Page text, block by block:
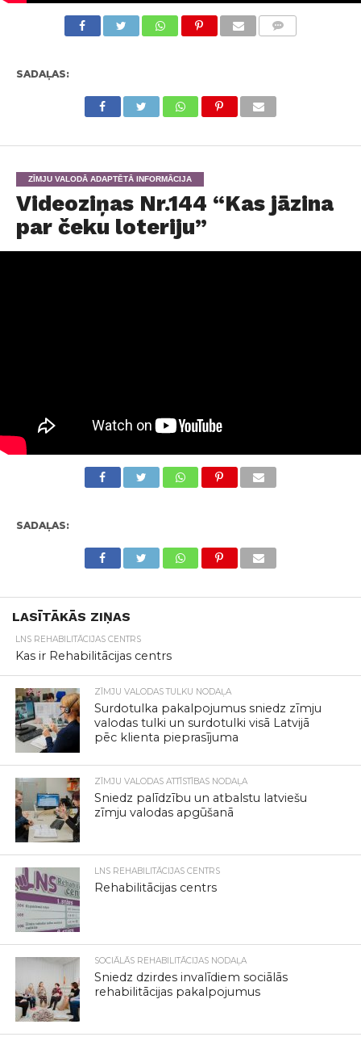
SADAĻAS:
ZĪMJU VALODĀ ADAPTĒTĀ INFORMĀCIJA
Videoziņas Nr.144 “Kas jāzina
par čeku loteriju”
SADAĻAS:
LASĪTĀKĀS ZIŅAS
LNS REHABILITĀCIJAS CENTRS
Kas ir Rehabilitācijas centrs
ZĪMJU VALODAS TULKU NODAĻA
Surdotulka pakalpojumus sniedz zīmju
valodas tulki un surdotulki visā Latvijā
pēc klienta pieprasījuma
ZĪMJU VALODAS ATTĪSTĪBAS NODAĻA
Sniedz palīdzību un atbalstu latviešu
zīmju valodas apgūšanā
LNS REHABILITĀCIJAS CENTRS
Rehabilitācijas centrs
SOCIĀLĀS REHABILITĀCIJAS NODAĻA
Sniedz dzirdes invalīdiem sociālās
rehabilitācijas pakalpojumus